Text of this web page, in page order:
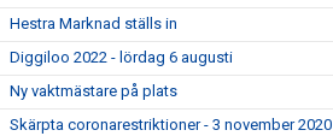
Hestra Marknad ställs in
Diggiloo 2022 - lördag 6 augusti
Ny vaktmästare på plats
Skärpta coronarestriktioner - 3 november 2020